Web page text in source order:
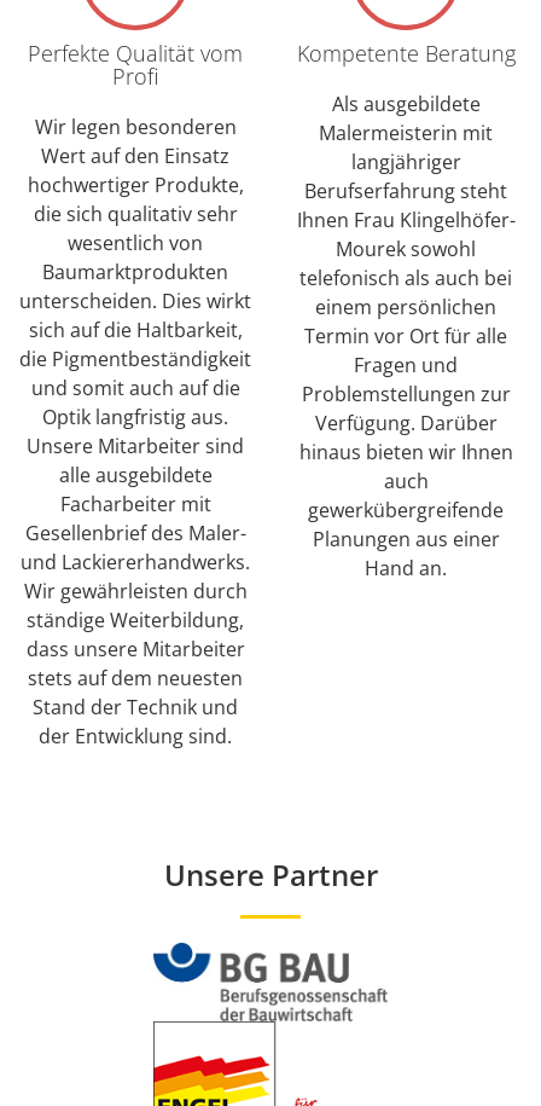
Was soll gemacht werden?
Renovieren
Restaurieren
Sanieren
Wärmeschutz
Datenschutzbestimmung
Wir verwenden Ihre Daten ausschließlich um Sie zu
kontaktieren. Keine Weitergabe an Dritte. Weitere
Informationen zur
Datenschutzrichtlinie.
Ich habe die Datenschutzrichtlinie gelesen
und erkläre mich damit einverstanden.*
Nachricht *
Wir verwenden Ihre Daten ausschließlich um Sie zu
kontaktieren. Keine Weitergabe an Dritte.
Perfekte Qualität vom
Profi
Wir legen besonderen
Wert auf den Einsatz
hochwertiger Produkte,
die sich qualitativ sehr
wesentlich von
Baumarktprodukten
unterscheiden. Dies wirkt
sich auf die Haltbarkeit,
die Pigmentbeständigkeit
und somit auch auf die
Optik langfristig aus.
Unsere Mitarbeiter sind
alle ausgebildete
Facharbeiter mit
Gesellenbrief des Maler-
und Lackiererhandwerks.
Wir gewährleisten durch
ständige Weiterbildung,
dass unsere Mitarbeiter
stets auf dem neuesten
Stand der Technik und
der Entwicklung sind.
Kompetente Beratung
Als ausgebildete
Malermeisterin mit
langjähriger
Berufserfahrung steht
Ihnen Frau Klingelhöfer-
Mourek sowohl
telefonisch als auch bei
einem persönlichen
Termin vor Ort für alle
Fragen und
Problemstellungen zur
Verfügung. Darüber
hinaus bieten wir Ihnen
auch
gewerkübergreifende
Planungen aus einer
Hand an.
Unsere Partner